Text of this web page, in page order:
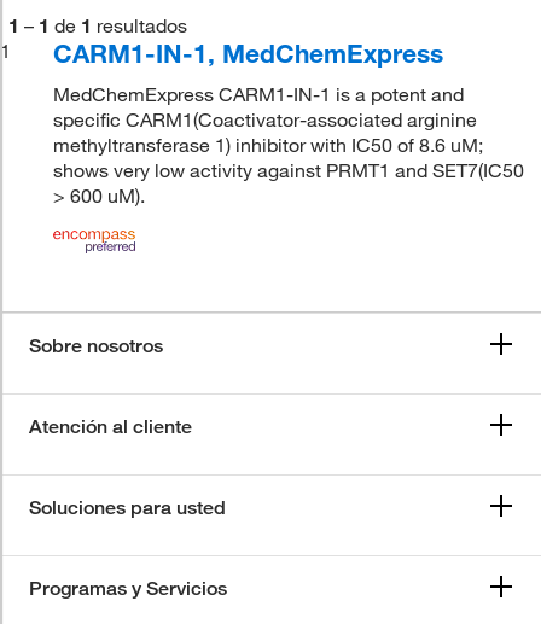
1 – 1 de 1 resultados
1
CARM1-IN-1, MedChemExpress
MedChemExpress CARM1-IN-1 is a potent and
specific CARM1(Coactivator-associated arginine
methyltransferase 1) inhibitor with IC50 of 8.6 uM;
shows very low activity against PRMT1 and SET7(IC50
> 600 uM).
Sobre nosotros
Atención al cliente
Soluciones para usted
Programas y Servicios